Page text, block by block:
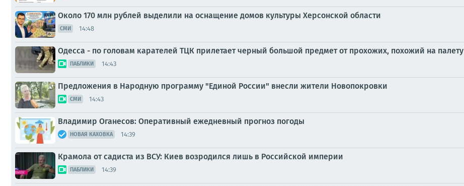
Около 170 млн рублей выделили на оснащение домов культуры Херсонской области
СМИ 14:48
Одесса - по головам карателей ТЦК прилетает черный большой предмет от прохожих, похожий на палету
ПАБЛИКИ 14:43
Предложения в Народную программу "Единой России" внесли жители Новопокровки
СМИ 14:43
Владимир Оганесов: Оперативный ежедневный прогноз погоды
НОВАЯ КАХОВКА 14:39
Крамола от садиста из ВСУ: Киев возродился лишь в Российской империи
ПАБЛИКИ 14:39